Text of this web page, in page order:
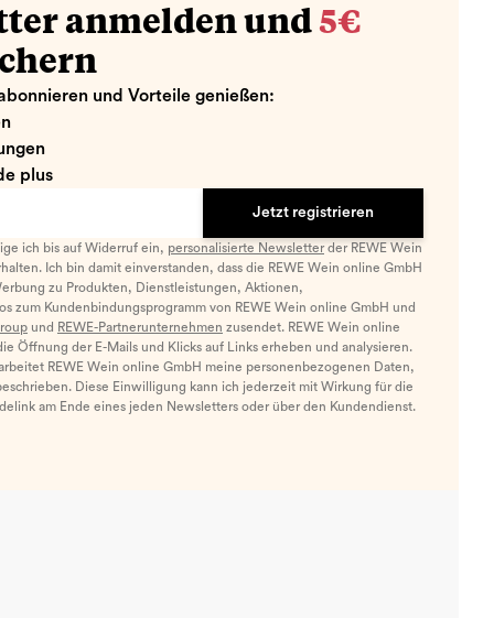
anmelden und 5€
und Vorteile genießen:
plus
Jetzt registrieren
ich bis auf Widerruf ein, personalisierte Newsletterder REWE Wein
Ich bin damit einverstanden, dass die REWE Wein online GmbH
zu Produkten, Dienstleistungen, Aktionen,
zum Kundenbindungsprogramm von REWE Wein online GmbH und
und REWE-Partnerunternehmen zusendet. REWE Wein online
Öffnung der E-Mails und Klicks auf Links erheben und analysieren.
REWE Wein online GmbH meine personenbezogenen Daten,
Diese Einwilligung kann ich jederzeit mit Wirkung für die
am Ende eines jeden Newsletters oder über den Kundendienst.